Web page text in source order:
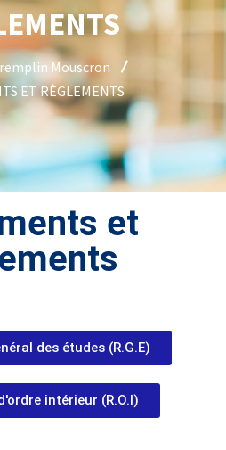
Mouscron
ET RÈGLEMENTS
et
des études (R.G.E)
intérieur (R.O.I)